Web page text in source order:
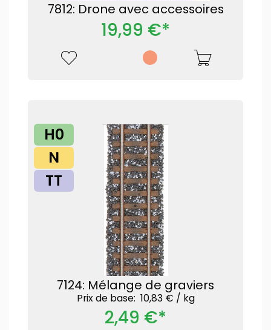
7812: Drone avec accessoires
19,99 €*
H0
N
TT
7124: Mélange de graviers
Prix ​​de base: 10,83 € / kg
2,49 €*